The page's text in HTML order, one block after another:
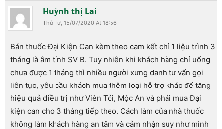
Huỳnh thị Lai
Thứ Tư, 15/07/2020 At 18:56
Bán thuốc Đại Kiện Can kèm theo cam kết chỉ 1 liệu trình 3
tháng là âm tính SV B. Tuy nhiên khi khách hàng chỉ uống
chưa được 1 tháng thì nhiều người xưng danh tư vấn gọi
liên tục, yêu cầu khách mua thêm loại hỗ trợ khác để tăng
hiệu quả điều trị như Viên Tỏi, Mộc An và phải mua Đại
kiện can cho 3 tháng tiếp theo. Cách làm của nhà thuốc
không làm khách hàng an tâm và cảm nhận suy như mình